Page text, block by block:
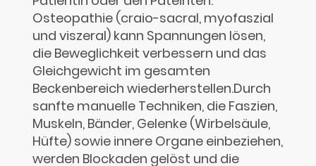
Osteopathie (craio-sacral, myofaszial
und viszeral) kann Spannungen lösen,
die Beweglichkeit verbessern und das
Gleichgewicht im gesamten
Beckenbereich wiederherstellen.Durch
sanfte manuelle Techniken, die Faszien,
Muskeln, Bänder, Gelenke (Wirbelsäule,
Hüfte) sowie innere Organe einbeziehen,
werden Blockaden gelöst und die